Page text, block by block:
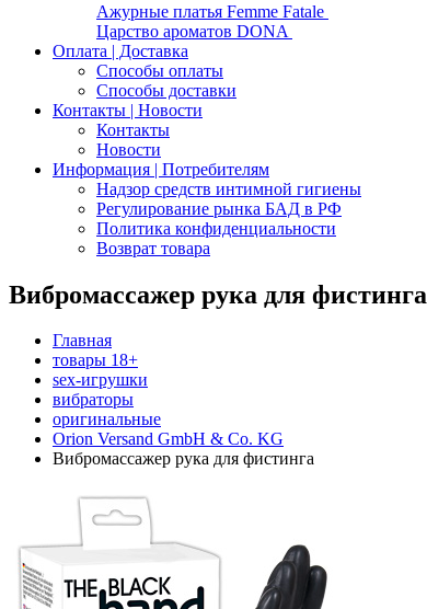
Ажурные платья Femme Fatale
Царство ароматов DONA
Оплата | Доставка
Способы оплаты
Способы доставки
Контакты | Новости
Контакты
Новости
Информация | Потребителям
Надзор средств интимной гигиены
Регулирование рынка БАД в РФ
Политика конфиденциальности
Возврат товара
Вибромассажер рука для фистинга
Главная
товары 18+
sex-игрушки
вибраторы
оригинальные
Orion Versand GmbH & Co. KG
Вибромассажер рука для фистинга